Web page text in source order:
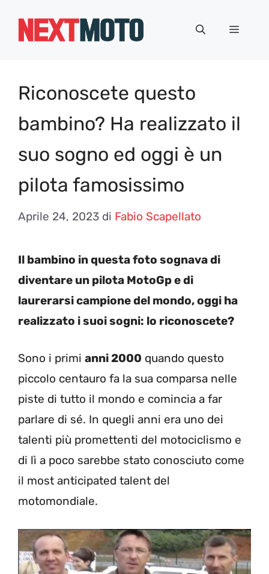
Menu
Riconoscete questo
bambino? Ha realizzato il
suo sogno ed oggi è un
pilota famosissimo
Aprile 24, 2023 di Fabio Scapellato
Il bambino in questa foto sognava di
diventare un pilota MotoGp e di
laurerarsi campione del mondo, oggi ha
realizzato i suoi sogni: lo riconoscete?
Sono i primi anni 2000 quando questo
piccolo centauro fa la sua comparsa nelle
piste di tutto il mondo e comincia a far
parlare di sé. In quegli anni era uno dei
talenti più promettenti del motociclismo e
di lì a poco sarebbe stato conosciuto come
il most anticipated talent del
motomondiale.